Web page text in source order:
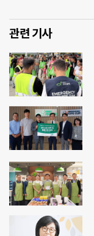
관련 기사